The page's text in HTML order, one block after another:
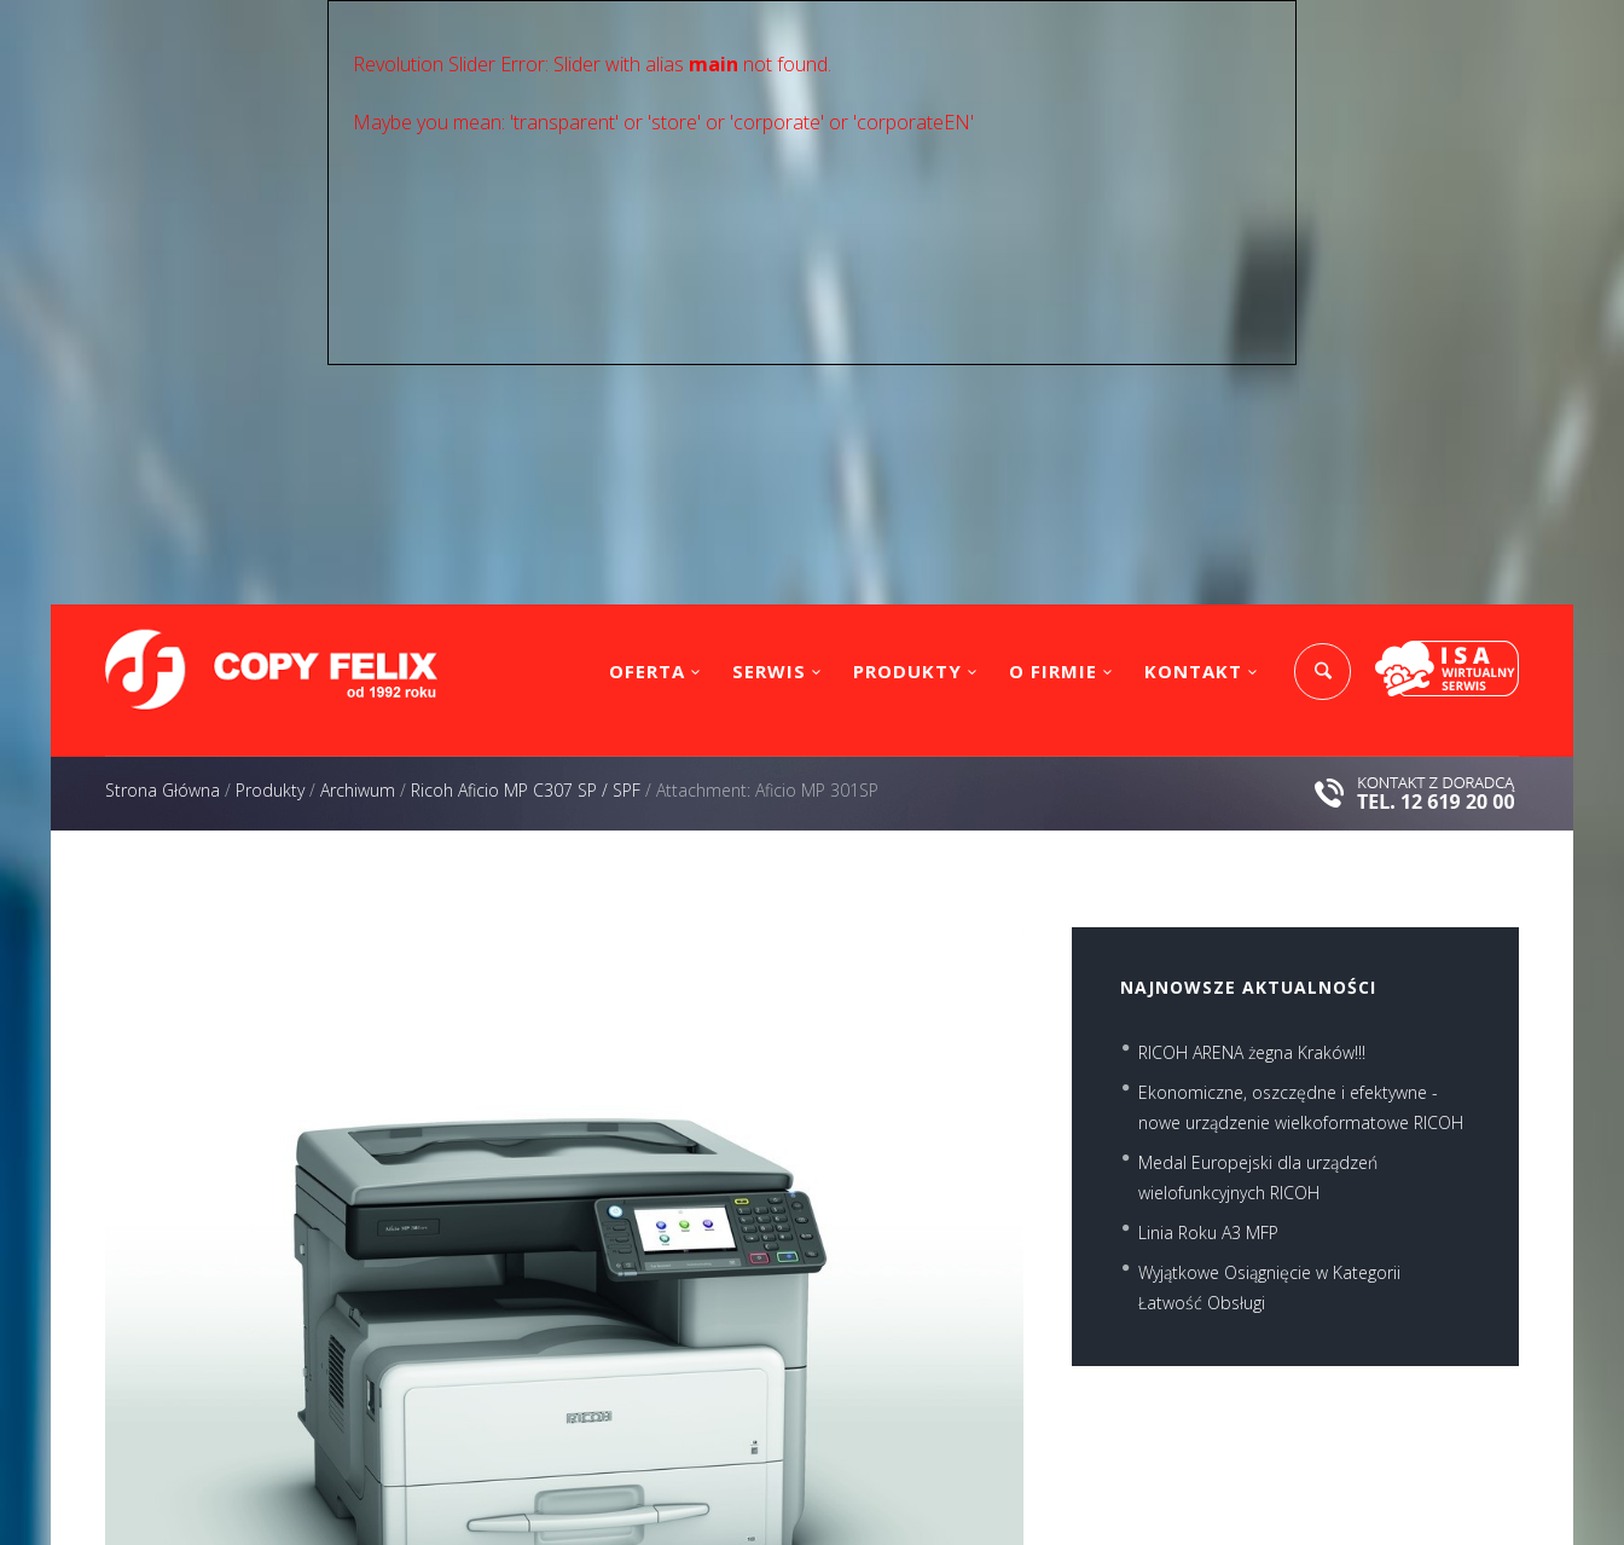
Revolution Slider Error: Slider with alias main not found.
Maybe you mean: 'transparent' or 'store' or 'сorporate' or 'corporateEN'
OFERTA SERWIS PRODUKTY O FIRMIE KONTAKT
Strona Główna / Produkty/ Archiwum / Ricoh Aficio MP C307 SP / SPF / Attachment: Aficio MP 301SP
Next item
NAJNOWSZE AKTUALNOŚCI
RICOH ARENA żegna Kraków!!!
Ekonomiczne, oszczędne i efektywne -
nowe urządzenie wielkoformatowe RICOH
Medal Europejski dla urządzeń
wielofunkcyjnych RICOH
Linia Roku A3 MFP
Wyjątkowe Osiągnięcie w Kategorii
Łatwość Obsługi